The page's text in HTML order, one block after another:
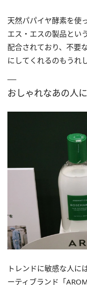
天然パパイヤ酵素を使
エス・エスの製品とい
配合されており、不要
にしてくれるのもうれ
おしゃれなあの人
トレンドに敏感な人に
ーティブランド「